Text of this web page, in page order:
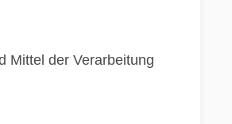
Mittel der Verarbeitung